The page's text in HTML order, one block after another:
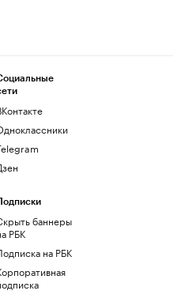
баннеры
РБК
на РБК